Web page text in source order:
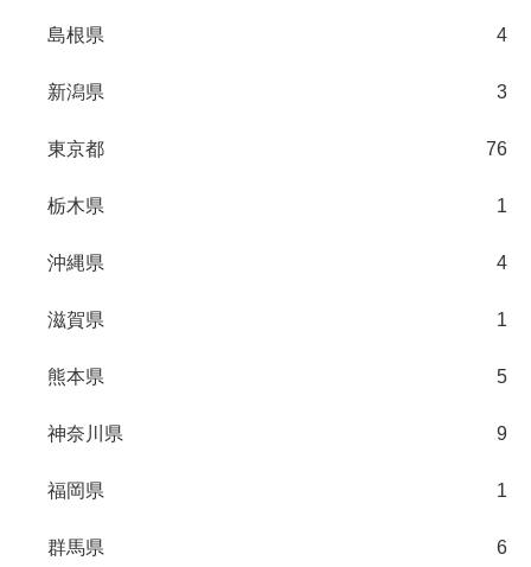
島根県 4
新潟県 3
東京都 76
栃木県 1
沖縄県 4
滋賀県 1
熊本県 5
神奈川県 9
福岡県 1
群馬県 6